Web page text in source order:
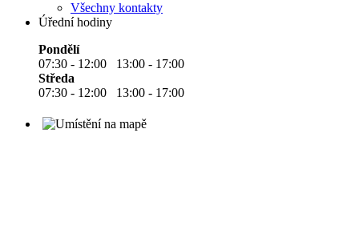
Všechny kontakty
Úřední hodiny
Pondělí
07:30 - 12:00 13:00 - 17:00
Středa
07:30 - 12:00 13:00 - 17:00